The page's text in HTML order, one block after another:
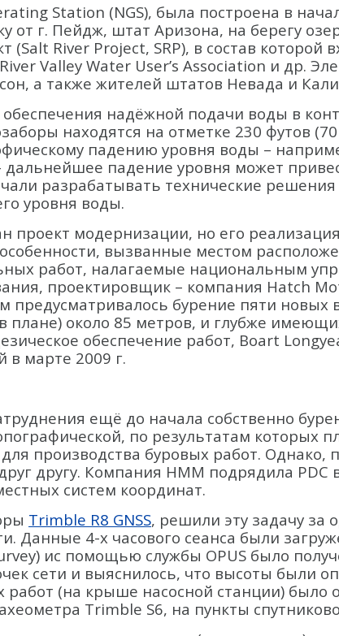
Station (NGS), была построена в
от г. Пейдж, штат Аризона, на берегу
River Project, SRP), в состав которой
Valley Water User’s Association и др.
а также жителей штатов Невада и
надёжной подачи воды в
находятся на отметке 230 футов
падению уровня воды –
дальнейшее падение уровня может
разрабатывать технические
уровня воды.
проект модернизации, но его
вызванные местом
работ, налагаемые национальным
проектировщик – компания Hatch
предусматривалось бурение пяти новых
плане) около 85 метров, и глубже
обеспечение работ, Boart
в марте 2009 г.
ещё до начала собственно
по результатам которых
производства буровых работ. Однако,
другу. Компания HMM подрядила PDC
систем координат.
Trimble R8 GNSS, решили эту задачу за
Данные 4-х часового сеанса были
ис помощью службы OPUS было
сети и выяснилось, что высоты были
(на крыше насосной станции) было
Trimble S6, на пункты